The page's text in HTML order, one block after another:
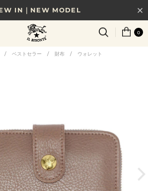
IN｜NEW MODEL
で｜税込11,000円以上で送料無料
ンから選べる、新しいギフトガイド
0
/ ベストセラー / 財布 / ウォレット